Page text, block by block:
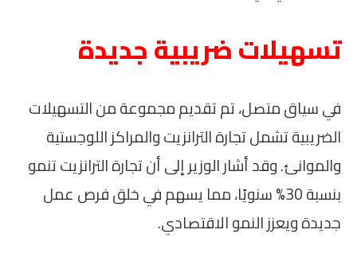
تسهيلات ضريبية جديدة
في سياق متصل، تم تقديم مجموعة من التسهيلات
الضريبية تشمل تجارة الترانزيت والمراكز اللوجستية
والموانئ. وقد أشار الوزير إلى أن تجارة الترانزيت تنمو
بنسبة 30% سنويًا، مما يسهم في خلق فرص عمل
جديدة ويعزز النمو الاقتصادي.